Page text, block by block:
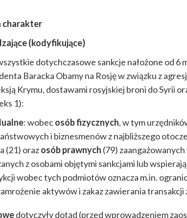
charakter
(kodyfikujące)
dotychczasowe sankcje nałożone od 6
Baracka Obamy na Rosję w związku z
Krymu, dostawami rosyjskiej broni do Syrii
1):
: wobecosób fizycznych, w tym
i biznesmenów z najbliższego
(21) orazosób prawnych (79)
z osobami objętymi sankcjami lub
wobec tych podmiotów oznacza m.in.
aktywów i zakaz zawierania transakcji
dotyczyły dotąd (przed wprowadzeniem